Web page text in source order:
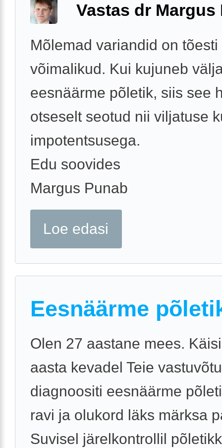
Vastas dr Margus
Mõlemad variandid on tõesti
võimalikud. Kui kujuneb
eesnäärme põletik, siis see
otseselt seotud nii viljatuse
impotentsusega.
Edu soovides
Margus Punab
Loe edasi
Eesnäärme
Olen 27 aastane mees.
aasta kevadel Teie
diagnoositi eesnäärme
ravi ja olukord läks märksa
Suvisel järelkontrollil